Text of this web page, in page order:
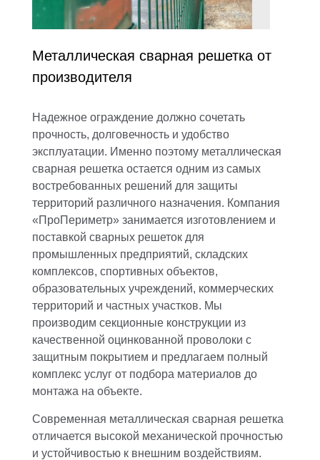
Металлическая сварная решетка от
производителя
Надежное ограждение должно сочетать
прочность, долговечность и удобство
эксплуатации. Именно поэтому металлическая
сварная решетка остается одним из самых
востребованных решений для защиты
территорий различного назначения. Компания
«ПроПериметр» занимается изготовлением и
поставкой сварных решеток для
промышленных предприятий, складских
комплексов, спортивных объектов,
образовательных учреждений, коммерческих
территорий и частных участков. Мы
производим секционные конструкции из
качественной оцинкованной проволоки с
защитным покрытием и предлагаем полный
комплекс услуг от подбора материалов до
монтажа на объекте.
Современная металлическая сварная решетка
отличается высокой механической прочностью
и устойчивостью к внешним воздействиям.